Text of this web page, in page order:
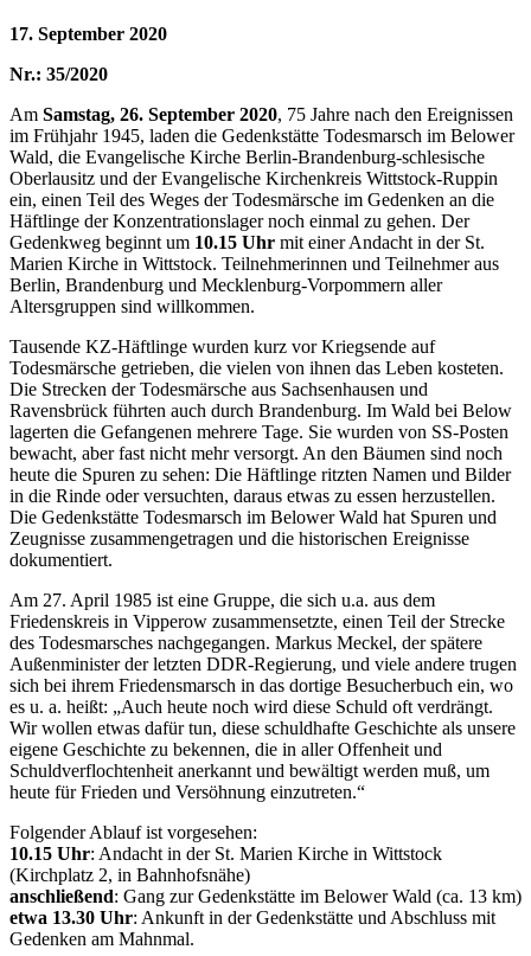
17. September 2020
Nr.: 35/2020
Am Samstag, 26. September 2020, 75 Jahre nach den Ereignissen
im Frühjahr 1945, laden die Gedenkstätte Todesmarsch im Belower
Wald, die Evangelische Kirche Berlin-Brandenburg-schlesische
Oberlausitz und der Evangelische Kirchenkreis Wittstock-Ruppin
ein, einen Teil des Weges der Todesmärsche im Gedenken an die
Häftlinge der Konzentrationslager noch einmal zu gehen. Der
Gedenkweg beginnt um 10.15 Uhr mit einer Andacht in der St.
Marien Kirche in Wittstock. Teilnehmerinnen und Teilnehmer aus
Berlin, Brandenburg und Mecklenburg-Vorpommern aller
Altersgruppen sind willkommen.
Tausende KZ-Häftlinge wurden kurz vor Kriegsende auf
Todesmärsche getrieben, die vielen von ihnen das Leben kosteten.
Die Strecken der Todesmärsche aus Sachsenhausen und
Ravensbrück führten auch durch Brandenburg. Im Wald bei Below
lagerten die Gefangenen mehrere Tage. Sie wurden von SS-Posten
bewacht, aber fast nicht mehr versorgt. An den Bäumen sind noch
heute die Spuren zu sehen: Die Häftlinge ritzten Namen und Bilder
in die Rinde oder versuchten, daraus etwas zu essen herzustellen.
Die Gedenkstätte Todesmarsch im Belower Wald hat Spuren und
Zeugnisse zusammengetragen und die historischen Ereignisse
dokumentiert.
Am 27. April 1985 ist eine Gruppe, die sich u.a. aus dem
Friedenskreis in Vipperow zusammensetzte, einen Teil der Strecke
des Todesmarsches nachgegangen. Markus Meckel, der spätere
Außenminister der letzten DDR-Regierung, und viele andere trugen
sich bei ihrem Friedensmarsch in das dortige Besucherbuch ein, wo
es u. a. heißt: „Auch heute noch wird diese Schuld oft verdrängt.
Wir wollen etwas dafür tun, diese schuldhafte Geschichte als unsere
eigene Geschichte zu bekennen, die in aller Offenheit und
Schuldverflochtenheit anerkannt und bewältigt werden muß, um
heute für Frieden und Versöhnung einzutreten.“
Folgender Ablauf ist vorgesehen:
10.15 Uhr: Andacht in der St. Marien Kirche in Wittstock
(Kirchplatz 2, in Bahnhofsnähe)
anschließend: Gang zur Gedenkstätte im Belower Wald (ca. 13 km)
etwa 13.30 Uhr: Ankunft in der Gedenkstätte und Abschluss mit
Gedenken am Mahnmal.